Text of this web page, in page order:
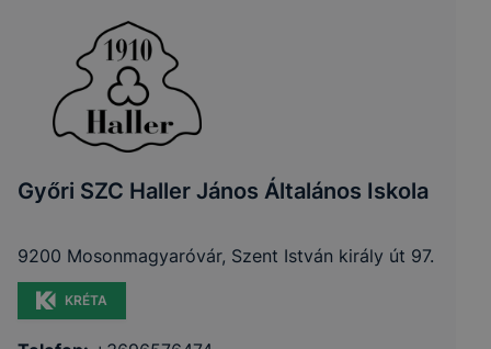
Győri SZC Haller János Általános Iskola
9200 Mosonmagyaróvár, Szent István király út 97.
KRÉTA